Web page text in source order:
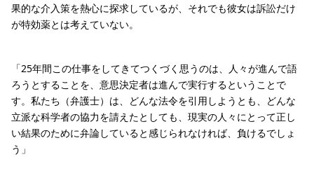
果的な介入策を熱心に探求しているが、それでも彼女は訴訟だけ
が特効薬とは考えていない。
「25年間この仕事をしてきてつくづく思うのは、人々が進んで語
ろうとすることを、意思決定者は進んで実行するということで
す。私たち（弁護士）は、どんな法令を引用しようとも、どんな
立派な科学者の協力を請えたとしても、現実の人々にとって正し
い結果のために弁論していると感じられなければ、負けるでしょ
う」